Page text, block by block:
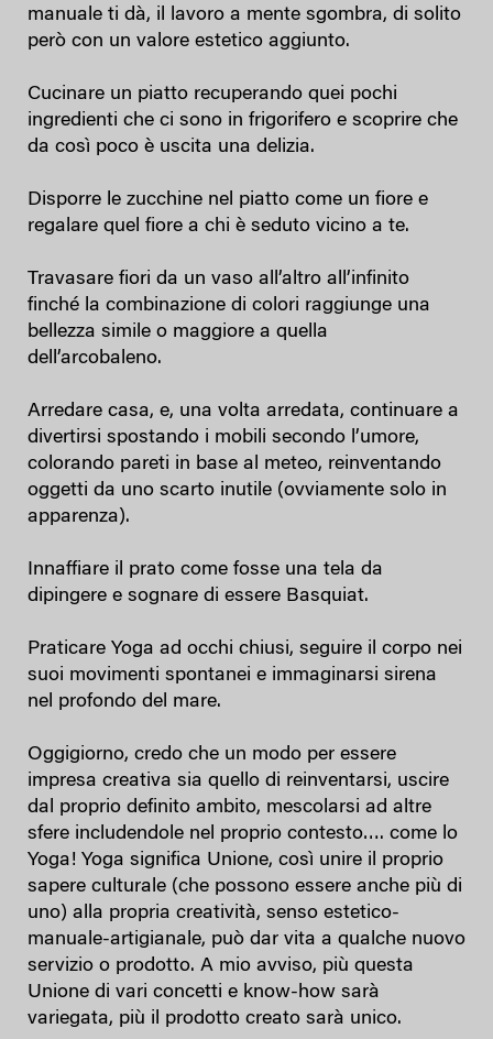
manuale ti dà, il lavoro a mente sgombra, di solito
però con un valore estetico aggiunto.
Cucinare un piatto recuperando quei pochi
ingredienti che ci sono in frigorifero e scoprire che
da così poco è uscita una delizia.
Disporre le zucchine nel piatto come un fiore e
regalare quel fiore a chi è seduto vicino a te.
Travasare fiori da un vaso all’altro all’infinito
finché la combinazione di colori raggiunge una
bellezza simile o maggiore a quella
dell’arcobaleno.
Arredare casa, e, una volta arredata, continuare a
divertirsi spostando i mobili secondo l’umore,
colorando pareti in base al meteo, reinventando
oggetti da uno scarto inutile (ovviamente solo in
apparenza).
Innaffiare il prato come fosse una tela da
dipingere e sognare di essere Basquiat.
Praticare Yoga ad occhi chiusi, seguire il corpo nei
suoi movimenti spontanei e immaginarsi sirena
nel profondo del mare.
Oggigiorno, credo che un modo per essere
impresa creativa sia quello di reinventarsi, uscire
dal proprio definito ambito, mescolarsi ad altre
sfere includendole nel proprio contesto…. come lo
Yoga! Yoga significa Unione, così unire il proprio
sapere culturale (che possono essere anche più di
uno) alla propria creatività, senso estetico-
manuale-artigianale, può dar vita a qualche nuovo
servizio o prodotto. A mio avviso, più questa
Unione di vari concetti e know-how sarà
variegata, più il prodotto creato sarà unico.